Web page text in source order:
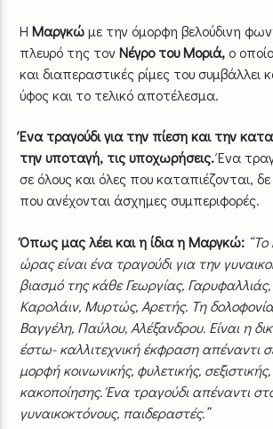
ΗΜαργκώμε την όμορφη βελούδινη
πλευρό της τονΝέγρο του Μοριά, ο
και διαπεραστικές ρίμες του συμβάλλει
ύφος και το τελικό αποτέλεσμα.
Ένα τραγούδι για την πίεση και την
την υποταγή, τις υποχωρήσεις.Ένα
σε όλους και όλες που καταπιέζονται, δε
που ανέχονται άσχημες συμπεριφορές.
Όπως μας λέει και η ίδια η Μαργκώ:
ώρας είναι ένα τραγούδι για την
βιασμό της κάθε Γεωργίας, Γαρυφαλλιάς,
Καρολάιν, Μυρτώς, Αρετής. Τη
Βαγγέλη, Παύλου, Αλέξανδρου. Είναι η
έστω- καλλιτεχνική έκφραση απέναντι
μορφή κοινωνικής, φυλετικής,
κακοποίησης. Ένα τραγούδι απέναντι
γυναικοκτόνους, παιδεραστές.”